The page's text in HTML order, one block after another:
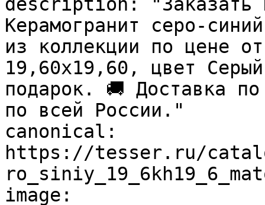
Керамогранит серо-
из коллекции по цене
19,60x19,60, цвет
подарок. 🚚 Доставка
по всей России."
canonical:
https://tesser.ru/
image: